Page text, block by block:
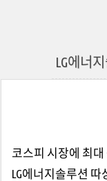
LG에너
코스피 시장에 최
LG에너지솔루션 따